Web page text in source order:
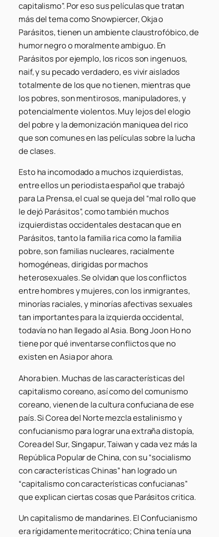
capitalismo”. Por eso sus películas que tratan
más del tema como Snowpiercer, Okja o
Parásitos, tienen un ambiente claustrofóbico, de
humor negro o moralmente ambiguo. En
Parásitos por ejemplo, los ricos son ingenuos,
naif, y su pecado verdadero, es vivir aislados
totalmente de los que no tienen, mientras que
los pobres, son mentirosos, manipuladores, y
potencialmente violentos. Muy lejos del elogio
del pobre y la demonización maniquea del rico
que son comunes en las películas sobre la lucha
de clases.
Esto ha incomodado a muchos izquierdistas,
entre ellos un periodista español que trabajó
para La Prensa, el cual se queja del “mal rollo que
le dejó Parásitos”, como también muchos
izquierdistas occidentales destacan que en
Parásitos, tanto la familia rica como la familia
pobre, son familias nucleares, racialmente
homogéneas, dirigidas por machos
heterosexuales. Se olvidan que los conflictos
entre hombres y mujeres, con los inmigrantes,
minorías raciales, y minorías afectivas sexuales
tan importantes para la izquierda occidental,
todavía no han llegado al Asia. Bong Joon Ho no
tiene por qué inventarse conflictos que no
existen en Asia por ahora.
Ahora bien. Muchas de las características del
capitalismo coreano, así como del comunismo
coreano, vienen de la cultura confuciana de ese
país. Si Corea del Norte mezcla estalinismo y
confucianismo para lograr una extraña distopía,
Corea del Sur, Singapur, Taiwan y cada vez más la
República Popular de China, con su “socialismo
con características Chinas” han logrado un
“capitalismo con características confucianas”
que explican ciertas cosas que Parásitos critica.
Un capitalismo de mandarines. El Confucianismo
era rígidamente meritocrático; China tenía una